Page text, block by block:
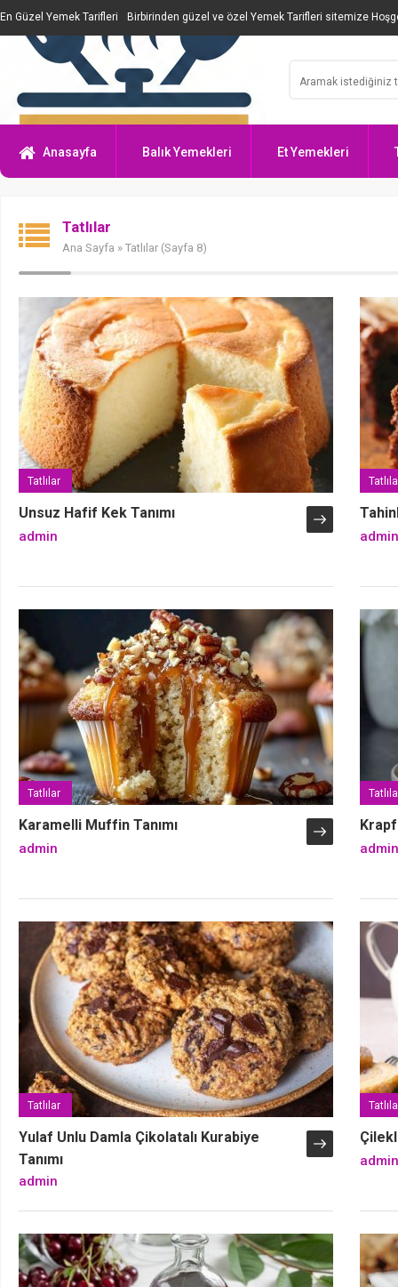
En Güzel Yemek Tarifleri Birbirinden güzel ve özel Yemek Tarifleri sitemize
Anasayfa Balık Yemekleri Et Yemekleri
Tatlılar
Ana Sayfa » Tatlılar (Sayfa 8)
Tatlılar
Unsuz Hafif Kek Tanımı
admin admin
Tatlılar
Karamelli Muffin Tanımı
admin admin
Tatlılar
Yulaf Unlu Damla Çikolatalı Kurabiye
Tanımı
admin
admin